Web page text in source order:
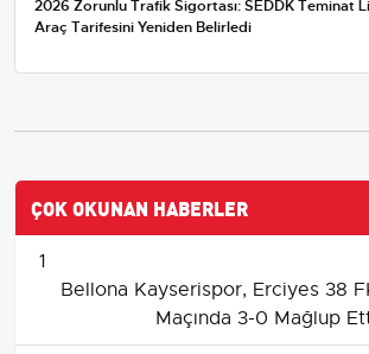
2026 Zorunlu Trafik Sigortası: SEDDK Teminat
Araç Tarifesini Yeniden Belirledi
ÇOK OKUNAN HABERLER
1
Bellona Kayserispor, Erciyes 38
Maçında 3-0 Mağlup